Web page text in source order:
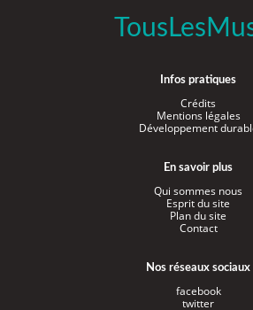
Infos pratiques
Crédits
Mentions légales
Développement
En savoir plus
Qui sommes nous
Esprit du site
Plan du site
Contact
Nos réseaux sociaux
facebook
twitter